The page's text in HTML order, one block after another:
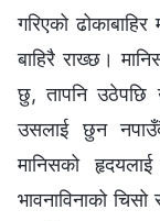
गरिएको
बाहिरै राख्छ।
छु, तापनि
उसलाई छुन
मानिसको
भावनाविनाको